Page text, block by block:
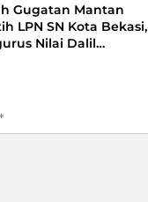
Gugatan Mantan
LPN SN Kota Bekasi,
Nilai Dalil
*